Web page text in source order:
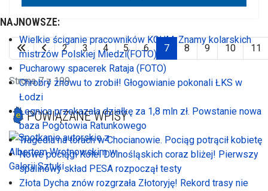
2 3 4 5 6 7 8 9 10 11
Strona 7 z 199
POWIĄZANE WPISY
NAJNOWSZE:
Wielkie ściganie pracowników KGHM. Znamy kolarskich
mistrzów Polskiej Miedzi(FOTO)
Pucharowy spacerek Rataja (FOTO)
Chrobry znowu to zrobił! Głogowianie pokonali ŁKS w
Łodzi
Legnica przekazała działkę za 1,8 mln zł. Powstanie nowa
baza Pogotowia Ratunkowego
Tragedia na torach w Chocianowie. Pociąg potrącił kobietę
Nowe pociągi Kolei Dolnośląskich coraz bliżej! Pierwszy
spalinowy skład PESA rozpoczął testy
Złota Dycha znów rozgrzała Złotoryję! Rekord trasy nie